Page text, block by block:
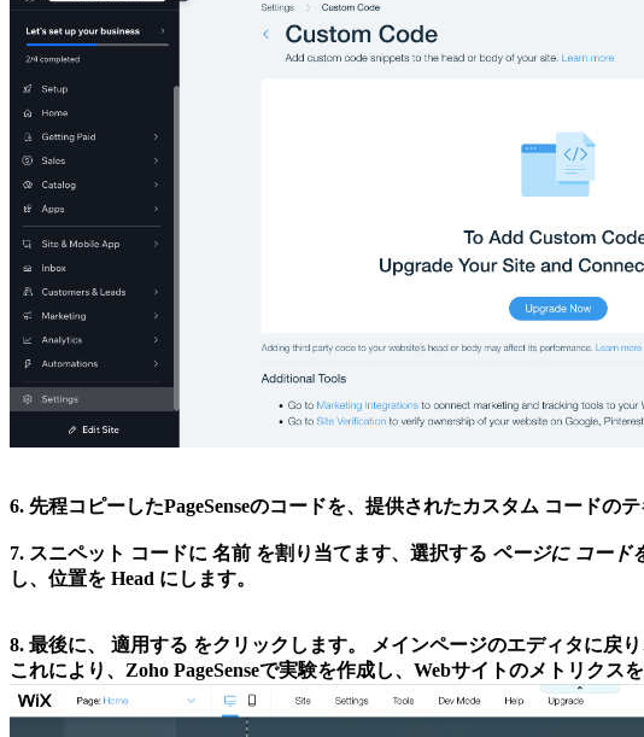
6. 先程コピーしたPageSenseのコードを、提供されたカスタム コードの
7. スニペット コードに 名前 を割り当てます、選択する ページに コード
し、位置を Head にします。
8. 最後に、 適用する をクリックします。 メインページのエディタに戻り
これにより、Zoho PageSenseで実験を作成し、Webサイトのメトリクス